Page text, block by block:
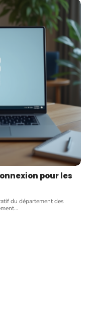
pour les
du département des
…